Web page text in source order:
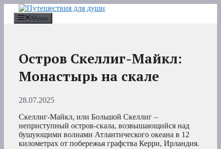
Перейти
содержимому
Меню
Остров Скеллиг-Майкл:
Монастырь на скале
28.07.2025
Скеллиг-Майкл, или Большой Скеллиг –
неприступный остров-скала, возвышающийся над
бушующими волнами Атлантического океана в 12
километрах от побережья графства Керри, Ирландия.